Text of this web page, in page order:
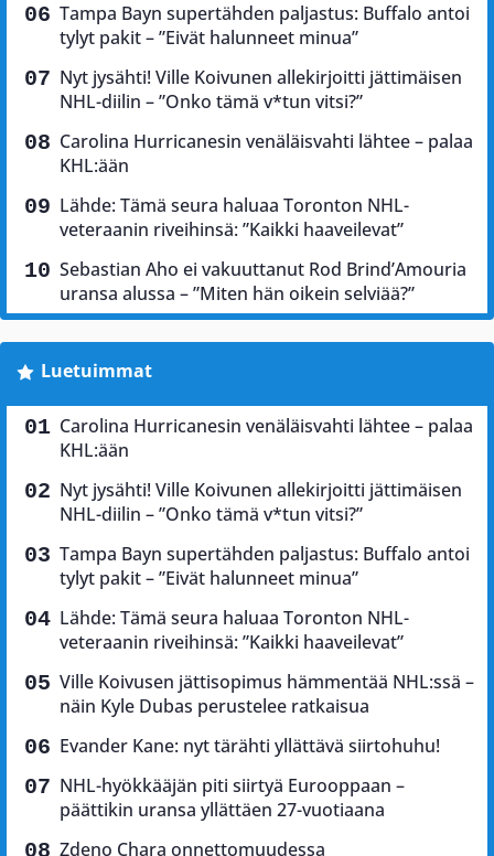
Tampa Bayn supertähden paljastus: Buffalo antoi
tylyt pakit – ”Eivät halunneet minua”
Nyt jysähti! Ville Koivunen allekirjoitti jättimäisen
NHL-diilin – ”Onko tämä v*tun vitsi?”
Carolina Hurricanesin venäläisvahti lähtee – palaa
KHL:ään
Lähde: Tämä seura haluaa Toronton NHL-
veteraanin riveihinsä: ”Kaikki haaveilevat”
Sebastian Aho ei vakuuttanut Rod Brind’Amouria
uransa alussa – ”Miten hän oikein selviää?”
Luetuimmat
Carolina Hurricanesin venäläisvahti lähtee – palaa
KHL:ään
Nyt jysähti! Ville Koivunen allekirjoitti jättimäisen
NHL-diilin – ”Onko tämä v*tun vitsi?”
Tampa Bayn supertähden paljastus: Buffalo antoi
tylyt pakit – ”Eivät halunneet minua”
Lähde: Tämä seura haluaa Toronton NHL-
veteraanin riveihinsä: ”Kaikki haaveilevat”
Ville Koivusen jättisopimus hämmentää NHL:ssä –
näin Kyle Dubas perustelee ratkaisua
Evander Kane: nyt tärähti yllättävä siirtohuhu!
NHL-hyökkääjän piti siirtyä Eurooppaan –
päättikin uransa yllättäen 27-vuotiaana
Zdeno Chara onnettomuudessa